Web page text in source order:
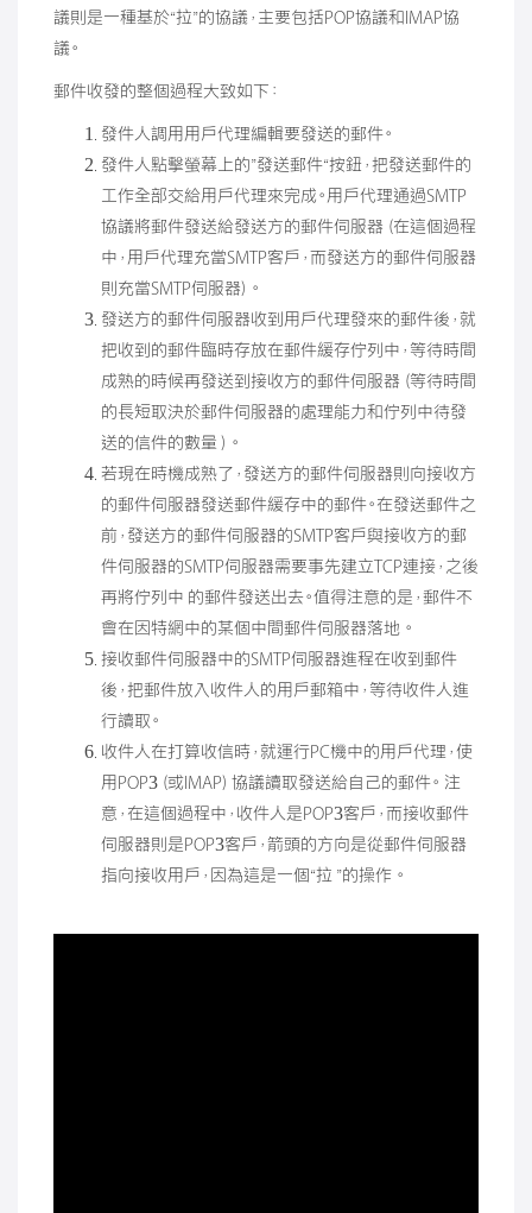
議則是一種基於“拉”的協議，主要包括POP協議和IMAP協
議。
郵件收發的整個過程大致如下：
發件人調用用戶代理編輯要發送的郵件。
發件人點擊螢幕上的”發送郵件“按鈕，把發送郵件的
工作全部交給用戶代理來完成。用戶代理通過SMTP
協議將郵件發送給發送方的郵件伺服器（在這個過程
中，用戶代理充當SMTP客戶，而發送方的郵件伺服器
則充當SMTP伺服器）。
發送方的郵件伺服器收到用戶代理發來的郵件後，就
把收到的郵件臨時存放在郵件緩存佇列中，等待時間
成熟的時候再發送到接收方的郵件伺服器（等待時間
的長短取決於郵件伺服器的處理能力和佇列中待發
送的信件的數量 ）。
若現在時機成熟了，發送方的郵件伺服器則向接收方
的郵件伺服器發送郵件緩存中的郵件。在發送郵件之
前，發送方的郵件伺服器的SMTP客戶與接收方的郵
件伺服器的SMTP伺服器需要事先建立TCP連接，之後
再將佇列中 的郵件發送出去。值得注意的是，郵件不
會在因特網中的某個中間郵件伺服器落地 。
接收郵件伺服器中的SMTP伺服器進程在收到郵件
後，把郵件放入收件人的用戶郵箱中，等待收件人進
行讀取。
收件人在打算收信時，就運行PC機中的用戶代理，使
用POP3（或IMAP）協議讀取發送給自己的郵件。 注
意，在這個過程中，收件人是POP3客戶，而接收郵件
伺服器則是POP3客戶，箭頭的方向是從郵件伺服器
指向接收用戶，因為這是一個“拉 ”的操作 。